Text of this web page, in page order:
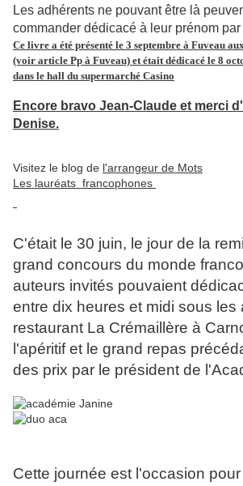
Les adhérents ne pouvant être là
commander dédicacé à leur prénom
Ce livre a été présenté le 3 septembre à Fuveau
(voir article Pp à Fuveau) et était dédicacé le 8
dans le hall du supermarché Casino
Encore bravo Jean-Claude et merci
Denise.
Visitez le blog de l'arrangeur de Mots
Les lauréats francophones
C'était le 30 juin, le jour de la
grand concours du monde
auteurs invités pouvaient
entre dix heures et midi sous les
restaurant La Crémaillère à
l'apéritif et le grand repas
des prix par le président de
Cette journée est l'occasion pour